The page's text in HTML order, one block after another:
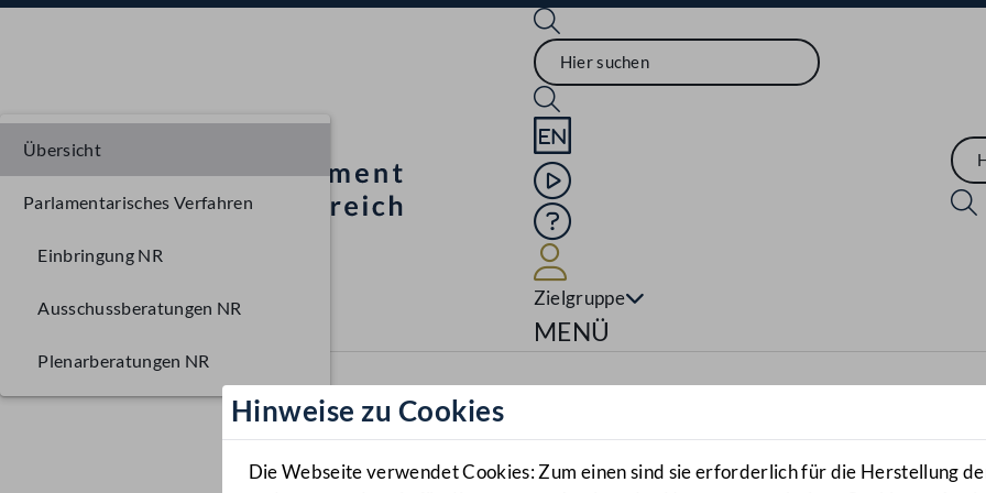
Sprache English
Mediathek
Hilfe
Zielgruppe
Navigationsmenü öffnen
MENÜ
Hinweise zu Cookies
Die Webseite verwendet Cookies: Zum einen sind sie erforderlich für die Herstellung
Übersicht
Parlamentarisches Verfahren
Einbringung NR
Ausschussberatungen NR
Plenarberatungen NR